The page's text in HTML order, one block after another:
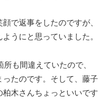
で返事をしたのですが、
うにと思っていました。
も間違えていたので、
たのです。そして、藤子
木さんちょっといいです